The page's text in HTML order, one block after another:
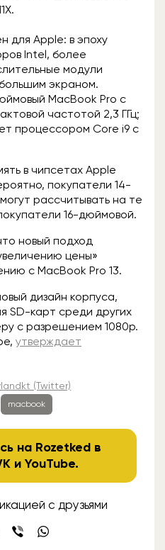
для Apple: в эпоху
Intel, более
модули
экраном.
MacBook Pro с
частотой 2,3 ГГц;
процессором Core i9 с
в чипсетах Apple
покупатели 14-
рассчитывать на те
16-дюймовой.
новый подход
цены»
с MacBook Pro 13.
дизайн корпуса,
SD-карт среди других
с разрешением 1080p.
утверждает
(Twitter)
macbook
на Rozetked в
иYouTube.
с друзьями